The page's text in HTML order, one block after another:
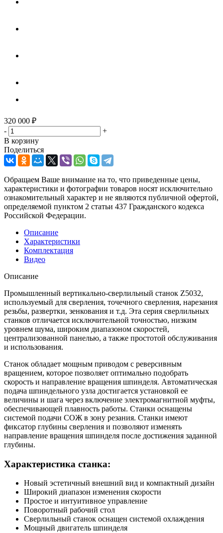
320 000 ₽
-
+
В корзину
Поделиться
Обращаем Ваше внимание на то, что приведенные цены,
характеристики и фотографии товаров носят исключительно
ознакомительный характер и не являются публичной офертой,
определяемой пунктом 2 статьи 437 Гражданского кодекса
Российской Федерации.
Описание
Характеристики
Комплектация
Видео
Описание
Промышленный вертикально-сверлильный станок Z5032,
используемый для сверления, точечного сверления, нарезания
резьбы, развертки, зенкования и т.д. Эта серия сверлильных
станков отличается исключительной точностью, низким
уровнем шума, широким диапазоном скоростей,
централизованной панелью, а также простотой обслуживания
и использования.
Станок обладает мощным приводом с реверсивным
вращением, которое позволяет оптимально подобрать
скорость и направление вращения шпинделя. Автоматическая
подача шпиндельного узла достигается установкой ее
величины и шага через включение электромагнитной муфты,
обеспечивающей плавность работы. Станки оснащены
системой подачи СОЖ в зону резания. Станки имеют
фиксатор глубины сверления и позволяют изменять
направление вращения шпинделя после достижения заданной
глубины.
Характеристика станка:
Новый эстетичный внешний вид и компактный дизайн
Широкий диапазон изменения скорости
Простое и интуитивное управление
Поворотный рабочий стол
Сверлильный станок оснащен системой охлаждения
Мощный двигатель шпинделя